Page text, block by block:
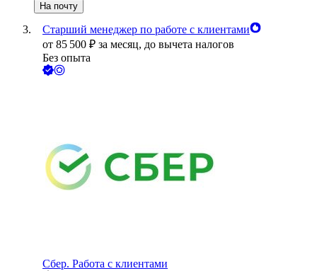
На почту
Старший менеджер по работе с клиентами
от 85 500 ₽ за месяц, до вычета налогов
Без опыта
Сбер. Работа с клиентами